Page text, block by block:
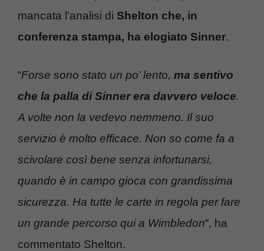
mancata l’analisi di Shelton che, in
conferenza stampa, ha elogiato Sinner.
“Forse sono stato un po’ lento, ma sentivo
che la palla di Sinner era davvero veloce.
A volte non la vedevo nemmeno. Il suo
servizio è molto efficace. Non so come fa a
scivolare così bene senza infortunarsi,
quando è in campo gioca con grandissima
sicurezza. Ha tutte le carte in regola per fare
un grande percorso qui a Wimbledon“, ha
commentato Shelton.